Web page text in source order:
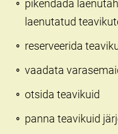
pikendada
laenutatud
reserveerida
vaadata
otsida teavikuid
panna teavikuid